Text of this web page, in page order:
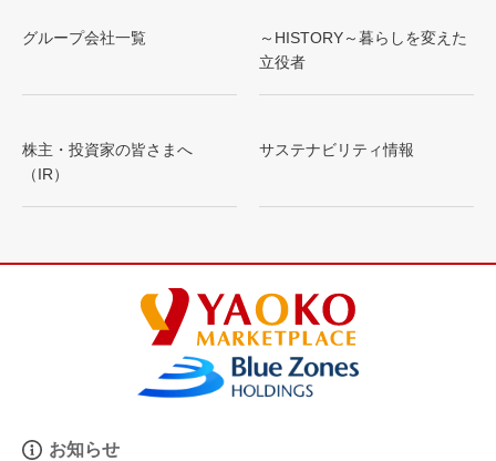
グループ会社一覧
～HISTORY～暮らしを変えた
立役者
株主・投資家の皆さまへ
（IR）
サステナビリティ情報
お知らせ